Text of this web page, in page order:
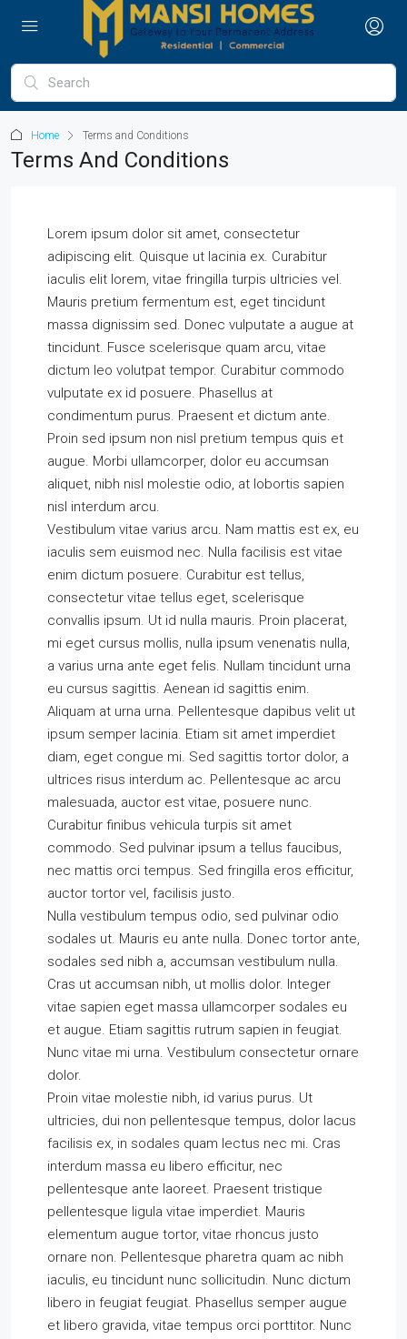
Home Terms and Conditions
Terms And Conditions
Lorem ipsum dolor sit amet, consectetur
adipiscing elit. Quisque ut lacinia ex. Curabitur
iaculis elit lorem, vitae fringilla turpis ultricies vel.
Mauris pretium fermentum est, eget tincidunt
massa dignissim sed. Donec vulputate a augue at
tincidunt. Fusce scelerisque quam arcu, vitae
dictum leo volutpat tempor. Curabitur commodo
vulputate ex id posuere. Phasellus at
condimentum purus. Praesent et dictum ante.
Proin sed ipsum non nisl pretium tempus quis et
augue. Morbi ullamcorper, dolor eu accumsan
aliquet, nibh nisl molestie odio, at lobortis sapien
nisl interdum arcu.
Vestibulum vitae varius arcu. Nam mattis est ex, eu
iaculis sem euismod nec. Nulla facilisis est vitae
enim dictum posuere. Curabitur est tellus,
consectetur vitae tellus eget, scelerisque
convallis ipsum. Ut id nulla mauris. Proin placerat,
mi eget cursus mollis, nulla ipsum venenatis nulla,
a varius urna ante eget felis. Nullam tincidunt urna
eu cursus sagittis. Aenean id sagittis enim.
Aliquam at urna urna. Pellentesque dapibus velit ut
ipsum semper lacinia. Etiam sit amet imperdiet
diam, eget congue mi. Sed sagittis tortor dolor, a
ultrices risus interdum ac. Pellentesque ac arcu
malesuada, auctor est vitae, posuere nunc.
Curabitur finibus vehicula turpis sit amet
commodo. Sed pulvinar ipsum a tellus faucibus,
nec mattis orci tempus. Sed fringilla eros efficitur,
auctor tortor vel, facilisis justo.
Nulla vestibulum tempus odio, sed pulvinar odio
sodales ut. Mauris eu ante nulla. Donec tortor ante,
sodales sed nibh a, accumsan vestibulum nulla.
Cras ut accumsan nibh, ut mollis dolor. Integer
vitae sapien eget massa ullamcorper sodales eu
et augue. Etiam sagittis rutrum sapien in feugiat.
Nunc vitae mi urna. Vestibulum consectetur ornare
dolor.
Proin vitae molestie nibh, id varius purus. Ut
ultricies, dui non pellentesque tempus, dolor lacus
facilisis ex, in sodales quam lectus nec mi. Cras
interdum massa eu libero efficitur, nec
pellentesque ante laoreet. Praesent tristique
pellentesque ligula vitae imperdiet. Mauris
elementum augue tortor, vitae rhoncus justo
ornare non. Pellentesque pharetra quam ac nibh
iaculis, eu tincidunt nunc sollicitudin. Nunc dictum
libero in feugiat feugiat. Phasellus semper augue
et libero gravida, vitae tempus orci porttitor. Nunc